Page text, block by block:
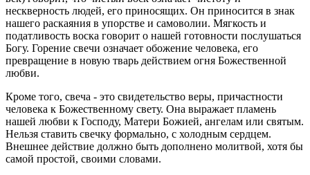
нескверность людей, его приносящих. Он приносится в знак
нашего раскаяния в упорстве и самоволии. Мягкость и
податливость воска говорит о нашей готовности послушаться
Богу. Горение свечи означает обожение человека, его
превращение в новую тварь действием огня Божественной
любви.
Кроме того, свеча - это свидетельство веры, причастности
человека к Божественному свету. Она выражает пламень
нашей любви к Господу, Матери Божией, ангелам или святым.
Нельзя ставить свечку формально, с холодным сердцем.
Внешнее действие должно быть дополнено молитвой, хотя бы
самой простой, своими словами.